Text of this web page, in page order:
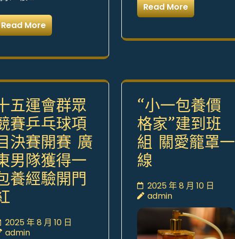
Read More
Read More
五運會群眾
賽乒乓球項
決賽開賽 廣
男隊獲得一
養經驗開門
2025 年 8 月 10 日
admin
“小一包養價
格家”建到班
組 關愛籠罩一
線
2025 年 8 月 10 日
admin